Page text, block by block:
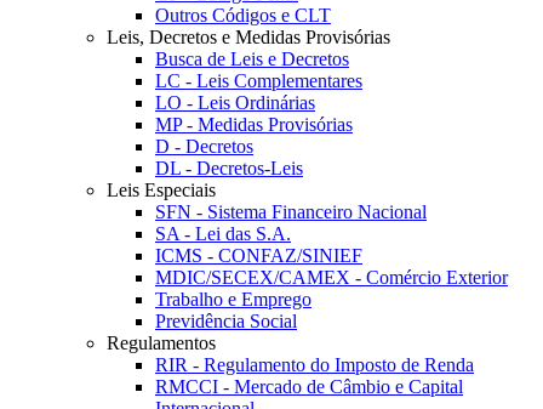
Outros Códigos e CLT
Leis, Decretos e Medidas Provisórias
Busca de Leis e Decretos
LC - Leis Complementares
LO - Leis Ordinárias
MP - Medidas Provisórias
D - Decretos
DL - Decretos-Leis
Leis Especiais
SFN - Sistema Financeiro Nacional
SA - Lei das S.A.
ICMS - CONFAZ/SINIEF
MDIC/SECEX/CAMEX - Comércio Exterior
Trabalho e Emprego
Previdência Social
Regulamentos
RIR - Regulamento do Imposto de Renda
RMCCI - Mercado de Câmbio e Capital